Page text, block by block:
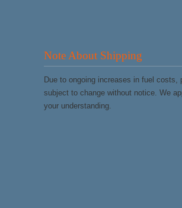
Note About Shipping
Due to ongoing increases in fuel costs,
subject to change without notice. We
your understanding.